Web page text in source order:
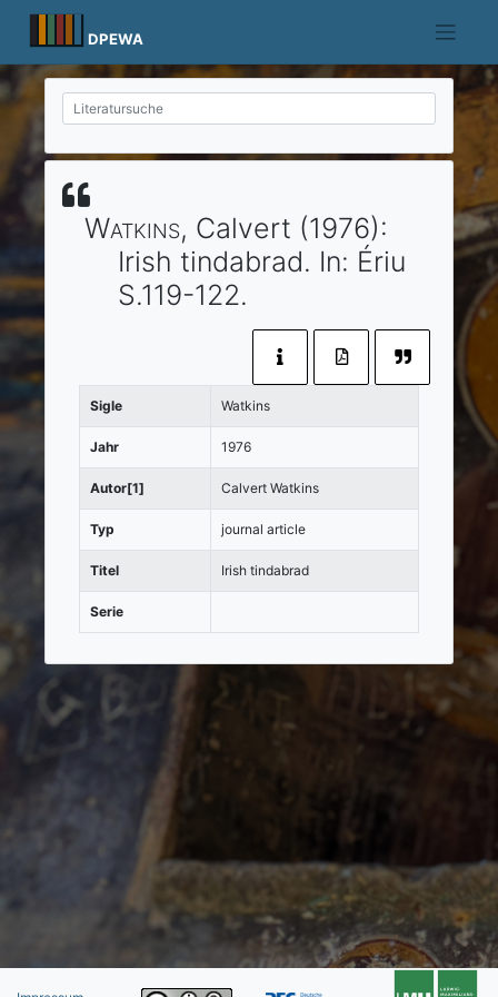
content
DPEWA
Watkins, Calvert (1976):
Irish tindabrad. In: Ériu
S.119-122.
Sigle Watkins
Jahr 1976
Autor[1] Calvert Watkins
Typ journal article
Titel Irish tindabrad
Serie